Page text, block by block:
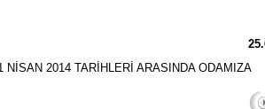
2014 TARİHLERİ ARASINDA ODAMIZA